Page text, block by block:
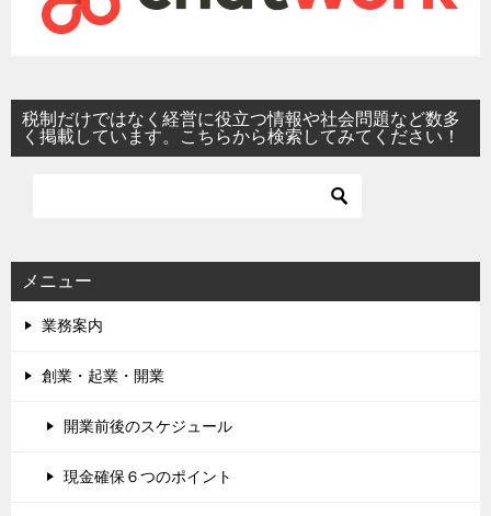
税制だけではなく経営に役立つ情報や社会問題など数多
く掲載しています。こちらから検索してみてください！
メニュー
業務案内
創業・起業・開業
開業前後のスケジュール
現金確保６つのポイント